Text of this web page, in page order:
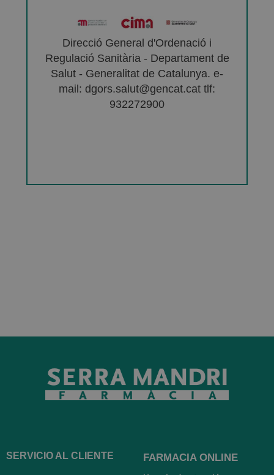
Direcció General d'Ordenació i
Regulació Sanitària - Departament de
Salut - Generalitat de Catalunya. e-
mail: dgors.salut@gencat.cat tlf:
932272900
SERVICIO AL CLIENTE FARMACIA ONLINE